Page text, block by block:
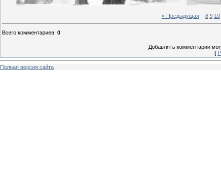
« Предыдущая| 8 9 10
Всего комментариев: 0
Добавлять комментарии
[
Полная версия сайта